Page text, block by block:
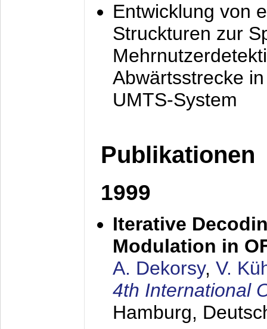
Entwicklung von
Struckturen zur
Abwärtsstrecke
UMTS-System
Publikationen
1999
Iterative
Modulation in
A. Dekorsy, V.
4th International
Hamburg,